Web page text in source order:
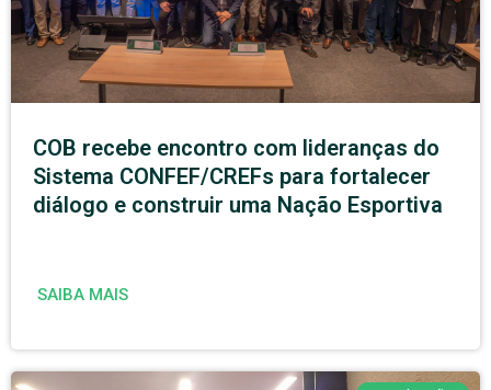
COB recebe encontro com lideranças do
Sistema CONFEF/CREFs para fortalecer
diálogo e construir uma Nação Esportiva
SAIBA MAIS